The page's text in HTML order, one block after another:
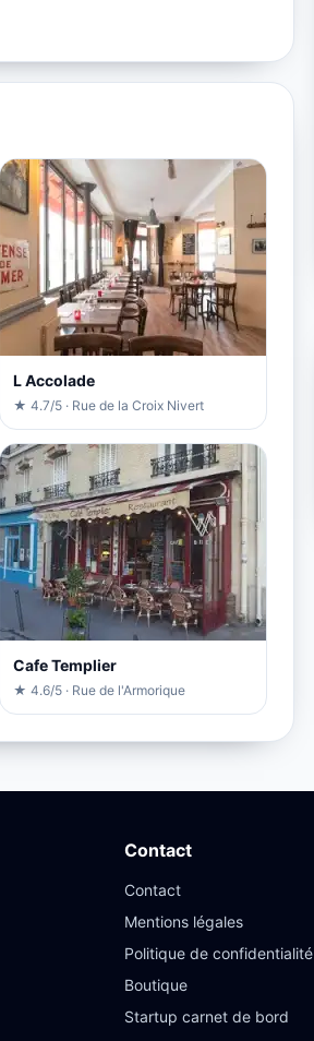
L Accolade
★ 4.7/5 · Rue de la Croix Nivert
Cafe Templier
★ 4.6/5 · Rue de l'Armorique
Contact
Contact
Mentions légales
Politique de confidentialité
Boutique
Startup carnet de bord